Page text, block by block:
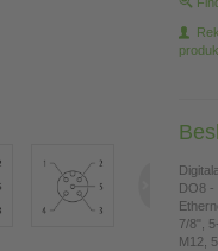
DO8 -
7/8",
M12,